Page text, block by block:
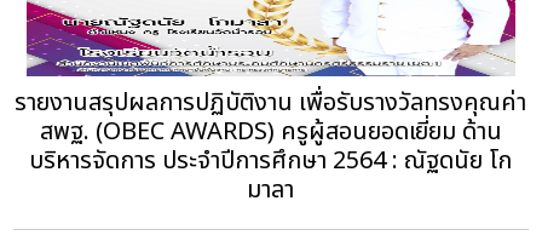
รายงานสรุปผลการปฏิบัติงาน เพื่อรับรางวัลทรงคุณค่า
สพฐ. (OBEC AWARDS) ครูผู้สอนยอดเยี่ยม ด้าน
บริหารจัดการ ประจำปีการศึกษา 2564 : ณัฐดนัย โก
มาลา